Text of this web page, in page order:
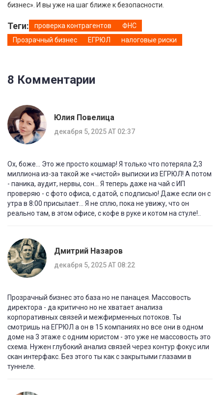
бизнес». И вы уже на шаг ближе к безопасности.
Теги: проверка контрагентов
ФНС
Прозрачный бизнес
ЕГРЮЛ налоговые риски
8 Комментарии
Юлия Повелица
декабря 5, 2025 AT 02:37
Ох, боже... Это же просто кошмар! Я только что потеряла 2,3
миллиона из-за такой же «чистой» выписки из ЕГРЮЛ! А потом
- паника, аудит, нервы, сон... Я теперь даже на чай с ИП
проверяю - с фото офиса, с датой, с подписью! Даже если он с
утра в 8:00 присылает... Я не сплю, пока не увижу, что он
реально там, в этом офисе, с кофе в руке и котом на стуле!..
Дмитрий Назаров
декабря 5, 2025 AT 08:22
Прозрачный бизнес это база но не панацея. Массовость
директора - да критично но не хватает анализа
корпоративных связей и межфирменных потоков. Ты
смотришь на ЕГРЮЛ а он в 15 компаниях но все они в одном
доме на 3 этаже с одним юристом - это уже не массовость это
схема. Нужен глубокий анализ связей через контур фокус или
скан интерфакс. Без этого ты как с закрытыми глазами в
туннеле.